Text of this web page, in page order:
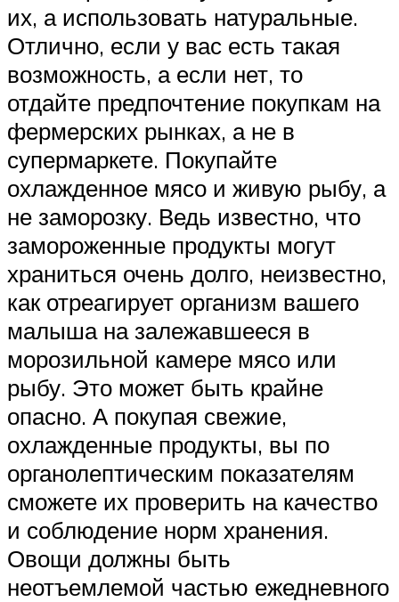
их, а использовать натуральные.
Отлично, если у вас есть такая
возможность, а если нет, то
отдайте предпочтение покупкам на
фермерских рынках, а не в
супермаркете. Покупайте
охлажденное мясо и живую рыбу, а
не заморозку. Ведь известно, что
замороженные продукты могут
храниться очень долго, неизвестно,
как отреагирует организм вашего
малыша на залежавшееся в
морозильной камере мясо или
рыбу. Это может быть крайне
опасно. А покупая свежие,
охлажденные продукты, вы по
органолептическим показателям
сможете их проверить на качество
и соблюдение норм хранения.
Овощи должны быть
неотъемлемой частью ежедневного